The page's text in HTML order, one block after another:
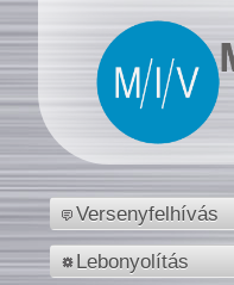
Versenyfelhívás
Lebonyolítás